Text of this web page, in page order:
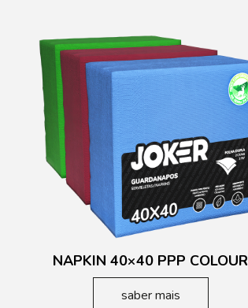
NAPKIN 40×40 PPP COLOUR
saber mais